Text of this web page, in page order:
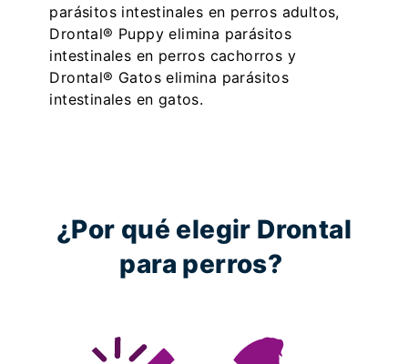
parásitos intestinales en perros adultos,
Drontal® Puppy elimina parásitos
intestinales en perros cachorros y
Drontal® Gatos elimina parásitos
intestinales en gatos.
¿Por qué elegir Drontal
para perros?